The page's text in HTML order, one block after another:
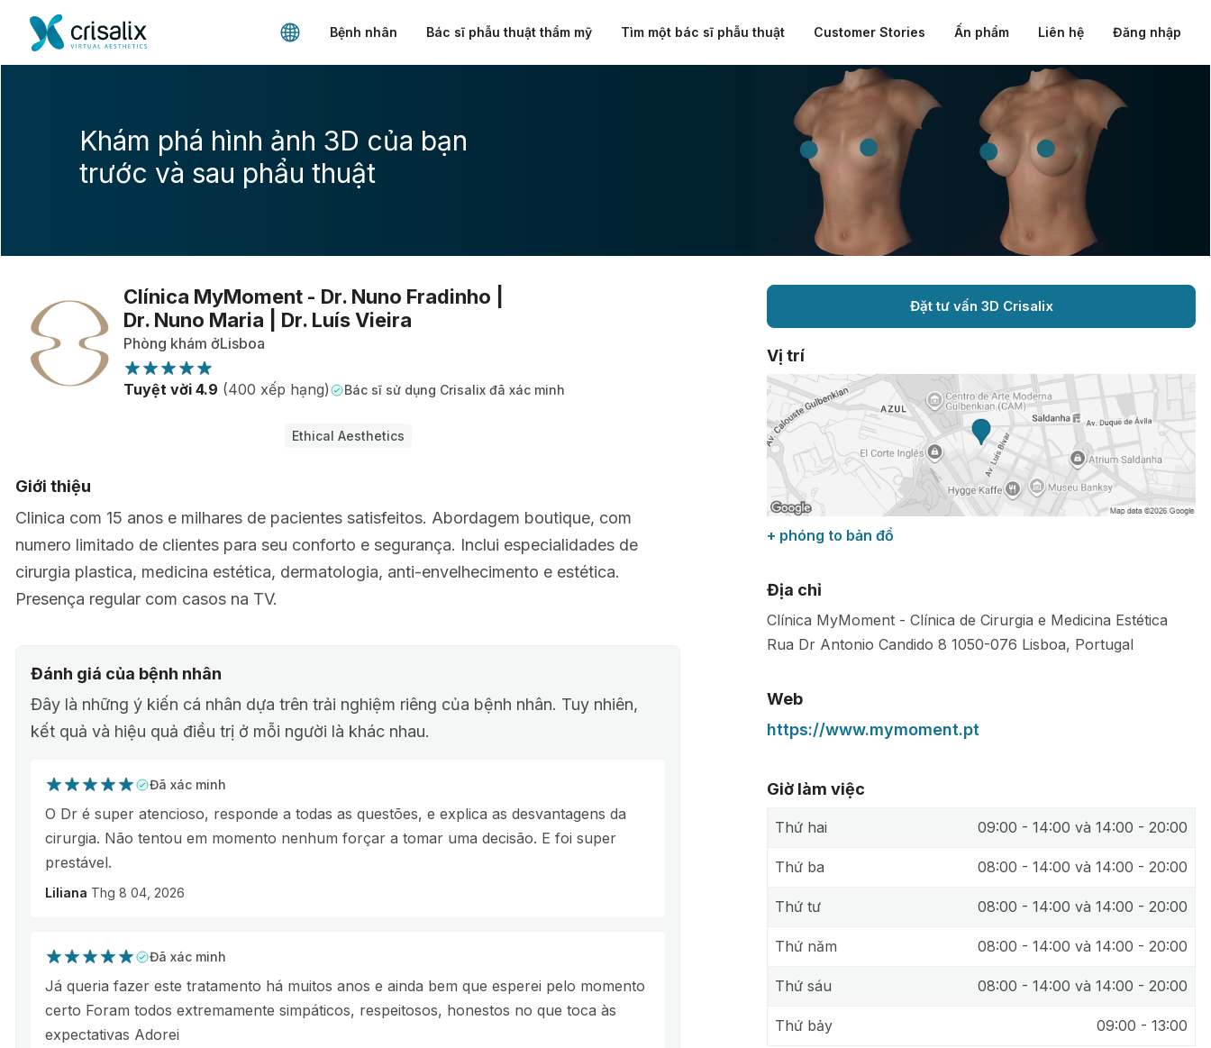
Bệnh nhân Bác sĩ phẫu thuật thẩm mỹ Tìm một bác sĩ phẫu thuật Customer Stories Ấn phẩm Liên hệ Đăng nhập
Khám phá hình ảnh 3D của bạn
trước và sau phẩu thuật
Clínica MyMoment - Dr. Nuno Fradinho |
Dr. Nuno Maria | Dr. Luís Vieira
Phòng khám ởLisboa
Tuyệt vời 4.9 (400 xếp hạng) Bác sĩ sử dụng Crisalix đã xác minh
Ethical Aesthetics
Giới thiệu
Clinica com 15 anos e milhares de pacientes satisfeitos. Abordagem boutique, com
numero limitado de clientes para seu conforto e segurança. Inclui especialidades de
cirurgia plastica, medicina estética, dermatologia, anti-envelhecimento e estética.
Presença regular com casos na TV.
Đánh giá của bệnh nhân
Đây là những ý kiến cá nhân dựa trên trải nghiệm riêng của bệnh nhân. Tuy nhiên,
kết quả và hiệu quả điều trị ở mỗi người là khác nhau.
Đã xác minh
O Dr é super atencioso, responde a todas as questões, e explica as desvantagens da
cirurgia. Não tentou em momento nenhum forçar a tomar uma decisão. E foi super
prestável.
Liliana Thg 8 04, 2026
Đã xác minh
Já queria fazer este tratamento há muitos anos e ainda bem que esperei pelo momento
certo Foram todos extremamente simpáticos, respeitosos, honestos no que toca às
expectativas Adorei
Đặt tư vấn 3D Crisalix
Vị trí
+ phóng to bản đồ
Địa chỉ
Clínica MyMoment - Clínica de Cirurgia e Medicina Estética
Rua Dr Antonio Candido 8 1050-076 Lisboa, Portugal
Web
https://www.mymoment.pt
Giờ làm việc
Thứ hai 09:00 - 14:00 và 14:00 - 20:00
Thứ ba 08:00 - 14:00 và 14:00 - 20:00
Thứ tư 08:00 - 14:00 và 14:00 - 20:00
Thứ năm 08:00 - 14:00 và 14:00 - 20:00
Thứ sáu 08:00 - 14:00 và 14:00 - 20:00
Thứ bảy 09:00 - 13:00